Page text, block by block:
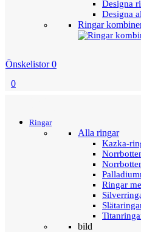
Designa
Designa
Ringar
Önskelistor 0
0
Ringar
Alla ringar
Kazka-
Ringar
bild